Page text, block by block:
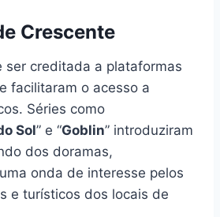
Crescente
ser creditada a plataformas
facilitaram o acesso a
Séries como
Sol” e “Goblin” introduziram
dos doramas,
onda de interesse pelos
e turísticos dos locais de